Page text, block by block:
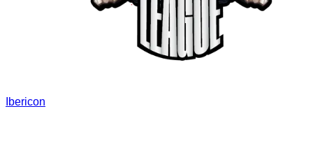
Ibericon